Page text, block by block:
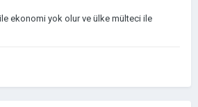
ile ekonomi yok olur ve ülke mülteci ile